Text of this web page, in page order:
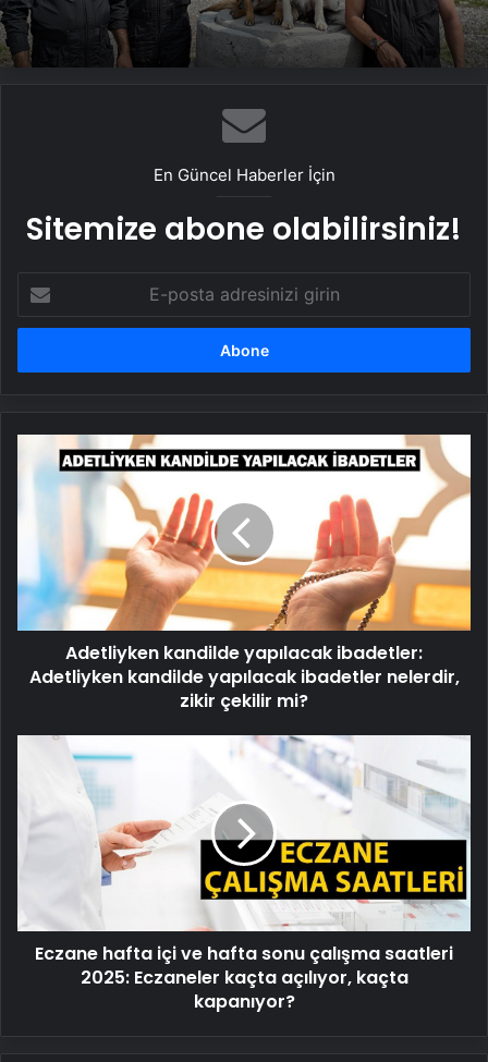
En Güncel Haberler İçin
Sitemize abone olabilirsiniz!
posta
adresinizi
kandilde
yapılacak
ibadetler:
kandilde
yapılacak
ibadetler
nelerdir,
çekilir
Adetliyken kandilde yapılacak ibadetler:
Adetliyken kandilde yapılacak ibadetler nelerdir,
zikir çekilir mi?
Eczane
hafta
2025:
Eczaneler
Eczane hafta içi ve hafta sonu çalışma saatleri
2025: Eczaneler kaçta açılıyor, kaçta
kapanıyor?